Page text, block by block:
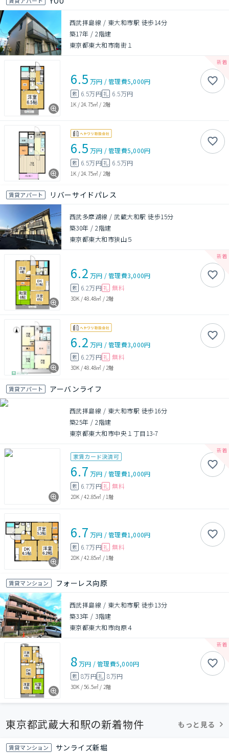
西武拝島線 / 東大和市駅 徒歩14分
築17年 /2階建
東京都東大和市南街１
6.5 万円 /管理費5,000円
敷 6.5万円礼 6.5万円
1K / 24.75㎡ / 2階
6.5 万円 /管理費5,000円
敷 6.5万円礼 6.5万円
1K /24.75㎡ / 2階
賃貸アパート リバーサイドパレス
西武多摩湖線 / 武蔵大和駅 徒歩15分
築30年 /2階建
東京都東大和市狭山５
6.2 万円 /管理費3,000円
敷 6.2万円 礼 無料
3DK /48.48㎡ / 2階
6.2 万円 /管理費3,000円
敷 6.2万円 礼 無料
3DK /48.48㎡ /2階
賃貸アパート アーバンライフ
西武拝島線 / 東大和市駅 徒歩16分
築25年 /2階建
東京都東大和市中央１丁目13-7
家賃カード決済可
6.7 万円 /管理費1,000円
敷 6.7万円 礼 無料
2DK /42.85㎡ /1階
6.7 万円 /管理費1,000円
敷 6.7万円 礼 無料
2DK /42.85㎡ / 1階
賃貸マンション フォーレス向原
西武拝島線 / 東大和市駅 徒歩13分
築33年 / 3階建
東京都東大和市向原４
8万円 /管理費5,000円
敷 8万円礼 8万円
3DK /56.5㎡ / 2階
東京都武蔵大和駅の新着物件 もっと見る
賃貸マンション サンライズ新堀